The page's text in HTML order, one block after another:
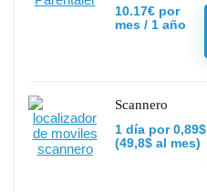
10.17€ por
mes / 1 año
Scannero
1 día por 0,89$
(49,8$ al mes)